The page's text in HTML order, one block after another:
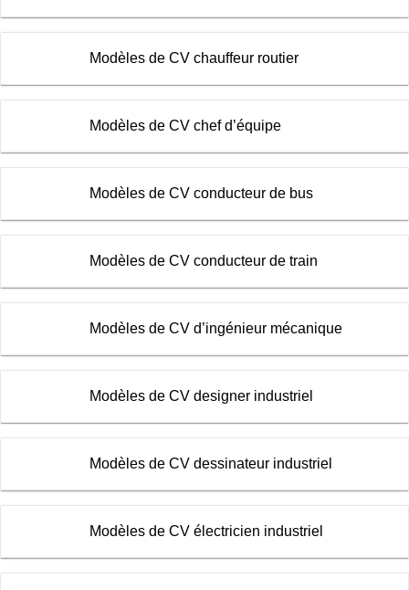
Modèles de CV chauffeur routier
Modèles de CV chef d’équipe
Modèles de CV conducteur de bus
Modèles de CV conducteur de train
Modèles de CV d’ingénieur mécanique
Modèles de CV designer industriel
Modèles de CV dessinateur industriel
Modèles de CV électricien industriel